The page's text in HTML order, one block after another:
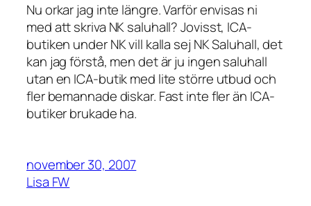
Nu orkar jag inte längre. Varför envisas ni
med att skriva NK saluhall? Jovisst, ICA-
butiken under NK vill kalla sej NK Saluhall, det
kan jag förstå, men det är ju ingen saluhall
utan en ICA-butik med lite större utbud och
fler bemannade diskar. Fast inte fler än ICA-
butiker brukade ha.
november 30, 2007
Lisa FW